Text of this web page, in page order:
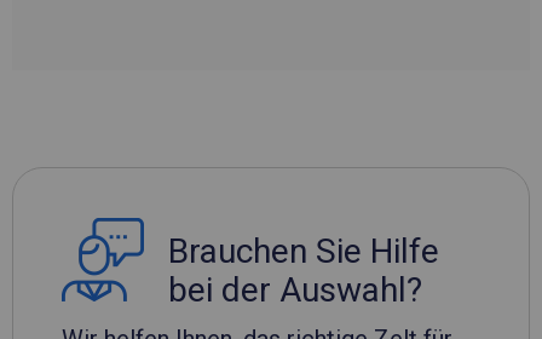
Brauchen Sie Hilfe
bei der Auswahl?